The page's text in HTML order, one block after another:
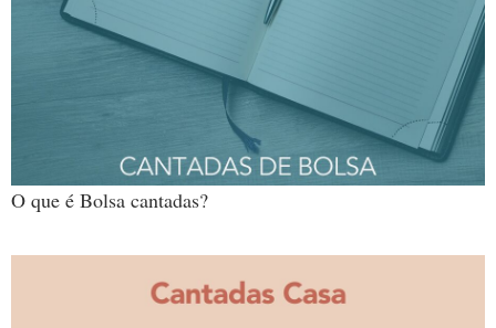
O que é Bolsa cantadas?